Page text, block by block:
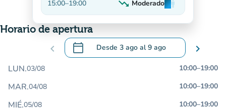
15:00–19:00 trending_down
En descenso
Moderadoman
man
man
Horario de apertura
chevron_left calendar_today Desde 3 ago al9 ago
.Abra el calendario para cambiar las
chevron_right
LUN.03/08 10:00–19:00
MAR.04/08 10:00–19:00
MIÉ.05/08 10:00–19:00